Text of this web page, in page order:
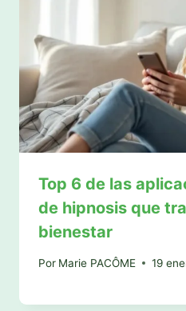
Top 6 de las
de hipnosis que
bienestar
Por Marie PACÔME 19